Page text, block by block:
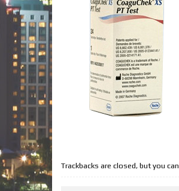
Trackbacks are closed, but you can